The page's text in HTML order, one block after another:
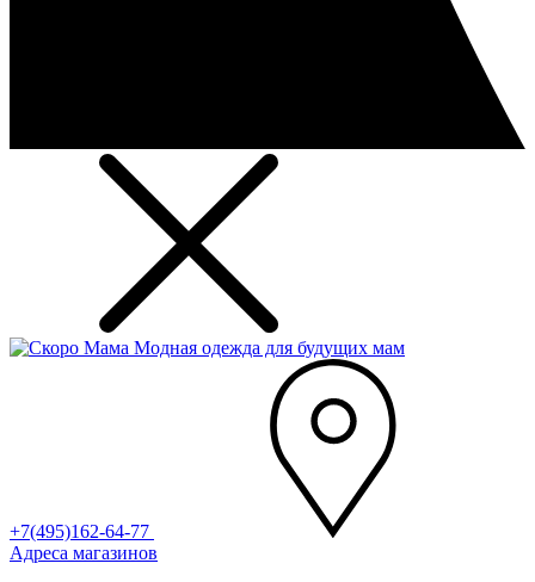
Модная одежда для будущих мам
+7(495)162-64-77
Адреса магазинов